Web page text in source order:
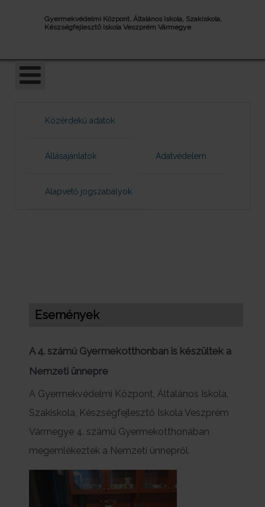
Gyermekvédelmi Központ, Általános Iskola, Szakiskola,
Készségfejlesztő Iskola Veszprém Vármegye
Közérdekű adatok
Állásajánlatok Adatvédelem
Alapvető jogszabályok
Események
A 4. számú Gyermekotthonban is készültek a
Nemzeti ünnepre
A Gyermekvédelmi Központ, Általános Iskola,
Szakiskola, Készségfejlesztő Iskola Veszprém
Vármegye 4. számú Gyermekotthonában
megemlékeztek a Nemzeti ünnepről.